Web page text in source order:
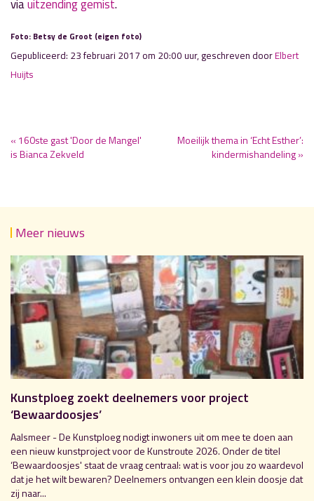
viauitzending gemist.
Foto: Betsy de Groot (eigen foto)
Gepubliceerd: 23 februari 2017 om 20:00 uur, geschreven doorElbert
Huijts
« 160ste gast 'Door de Mangel'
is Bianca Zekveld
Moeilijk thema in ‘Echt Esther’:
kindermishandeling »
Meer nieuws
Kunstploeg zoekt deelnemers voor project
‘Bewaardoosjes’
Aalsmeer - De Kunstploeg nodigt inwoners uit om mee te doen aan
een nieuw kunstproject voor de Kunstroute 2026. Onder de titel
‘Bewaardoosjes' staat de vraag centraal: wat is voor jou zo waardevol
dat je het wilt bewaren? Deelnemers ontvangen een klein doosje dat
zij naar...